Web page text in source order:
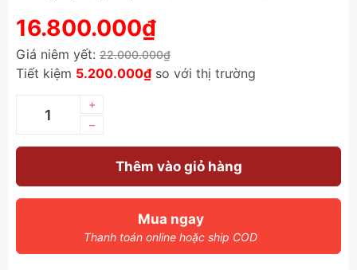
16.800.000₫
Giá niêm yết: 22.000.000₫
Tiết kiệm 5.200.000₫ so với thị trường
–
+
Thêm vào giỏ hàng
Mua ngay
Thanh toán online hoặc ship COD